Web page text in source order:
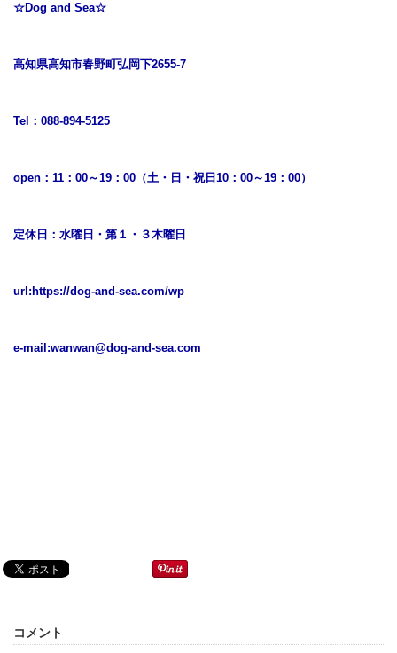
☆Dog and Sea☆
高知県高知市春野町弘岡下2655-7
Tel：088-894-5125
open：11：00～19：00（土・日・祝日10：00～19：00）
定休日：水曜日・第１・３木曜日
url: https://dog-and-sea.com/wp
e-mail:wanwan@dog-and-sea.com
コメント